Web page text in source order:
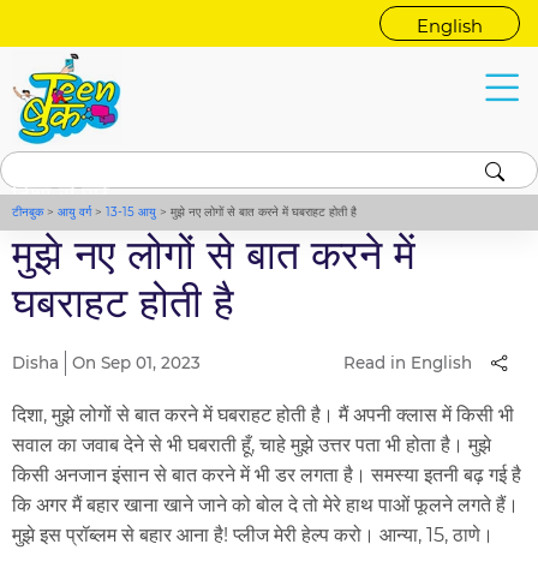
English
दिशा से पूछें
टीनबुक>आयु वर्ग>13-15 आयु >मुझे नए लोगों से बात करने में घबराहट होती है
मुझे नए लोगों से बात करने में
घबराहट होती है
Disha On Sep 01, 2023 Read in English
दिशा, मुझे लोगों से बात करने में घबराहट होती है। मैं अपनी क्लास में किसी भी
सवाल का जवाब देने से भी घबराती हूँ, चाहे मुझे उत्तर पता भी होता है। मुझे
किसी अनजान इंसान से बात करने में भी डर लगता है। समस्या इतनी बढ़ गई है
कि अगर मैं बहार खाना खाने जाने को बोल दे तो मेरे हाथ पाओं फूलने लगते हैं।
मुझे इस प्रॉब्लम से बहार आना है! प्लीज मेरी हेल्प करो। आन्या, 15, ठाणे।